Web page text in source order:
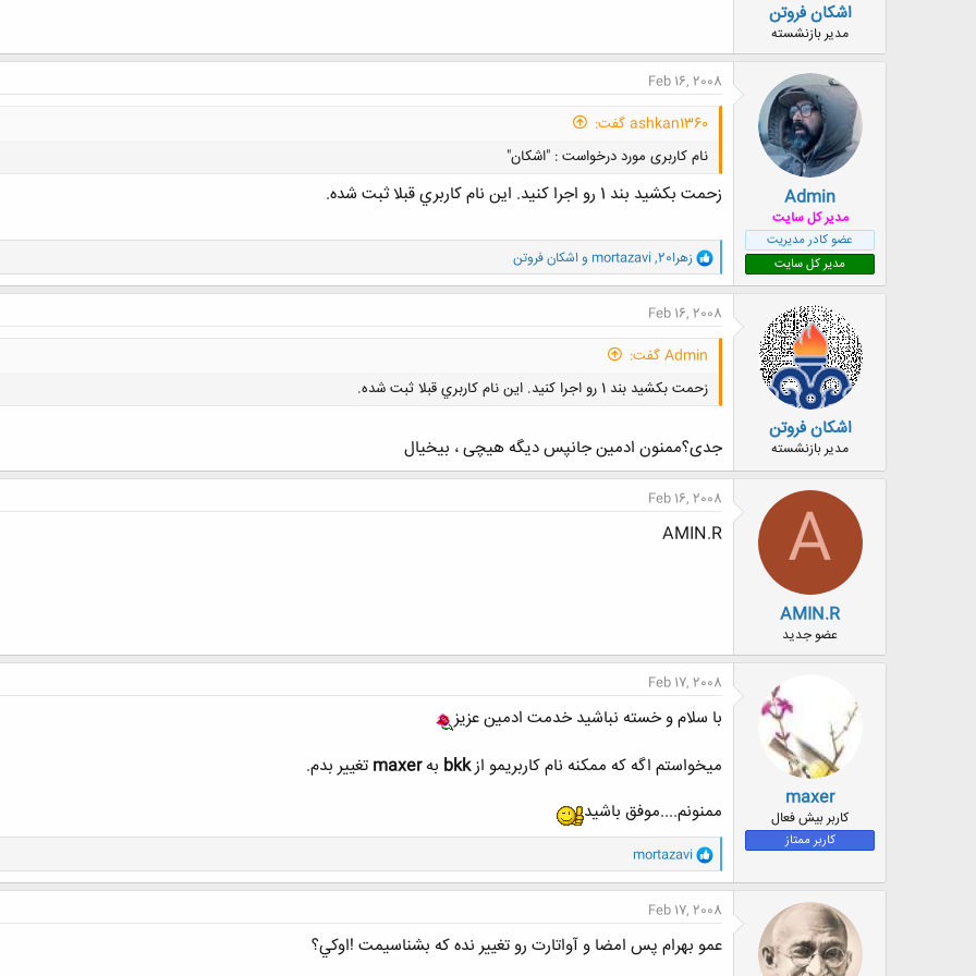
اشکان فروتن
مدیر بازنشسته
Admin
مدیر کل سایت
عضو کادر مدیریت
مدیر کل سایت
Feb 16, 2008
ashkan1360 گفت:
نام کاربری مورد درخواست : "اشکان"
کلیک کنید تا باز شود...
زحمت بكشيد بند 1 رو اجرا كنيد. اين نام كاربري قبلا ثبت شده.
و
ا
ک
ن
ش
ا
زهرا20 ,
mortazavi و اشکان فروتن
اشکان فروتن
مدیر بازنشسته
Feb 16, 2008
Admin گفت:
زحمت بكشيد بند 1 رو اجرا كنيد. اين نام كاربري قبلا ثبت شده.
جدی؟ممنون ادمین جانپس دیگه هیچی ، بیخیال
A
AMIN.R
عضو جدید
Feb 16, 2008
AMIN.R
maxer
کاربر بیش فعال
کاربر ممتاز
Feb 17, 2008
با سلام و خسته نباشید خدمت ادمین عزیز
میخواستم اگه که ممکنه نام کاربریمو ازbkk بهmaxer تغییر بدم.
ممنونم....موفق باشید
و
ا
ک
ن
ش
ه
ا
mortazavi
Feb 17, 2008
عمو بهرام پس امضا و آواتارت رو تغيير نده كه بشناسيمت !اوكي؟